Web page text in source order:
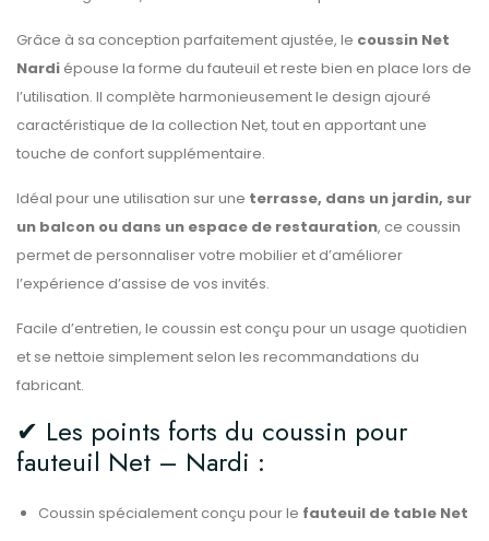
Grâce à sa conception parfaitement ajustée, le coussin Net
Nardi épouse la forme du fauteuil et reste bien en place lors de
l’utilisation. Il complète harmonieusement le design ajouré
caractéristique de la collection Net, tout en apportant une
touche de confort supplémentaire.
Idéal pour une utilisation sur une terrasse, dans un jardin, sur
un balcon ou dans un espace de restauration, ce coussin
permet de personnaliser votre mobilier et d’améliorer
l’expérience d’assise de vos invités.
Facile d’entretien, le coussin est conçu pour un usage quotidien
et se nettoie simplement selon les recommandations du
fabricant.
✔ Les points forts du coussin pour
fauteuil Net – Nardi :
Coussin spécialement conçu pour le fauteuil de table Net